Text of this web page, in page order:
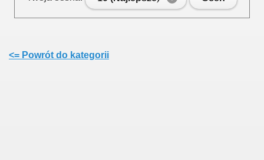
<= Powrót do kategorii